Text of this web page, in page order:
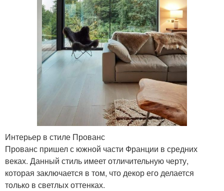
Интерьер в стиле Прованс
Прованс пришел с южной части Франции в средних
веках. Данный стиль имеет отличительную черту,
которая заключается в том, что декор его делается
только в светлых оттенках.